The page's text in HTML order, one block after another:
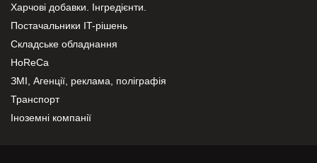
Харчові добавки. Інгредієнти.
Постачальники IT-рішень
Складське обладнання
HoReCa
ЗМІ, Агенції, реклама, поліграфія
Транспорт
Іноземні компанії